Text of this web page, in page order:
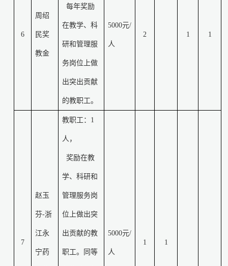
6
周绍
民奖
教金
每年奖励
在教学、科
研和管理服
务岗位上做
出突出贡献
的教职工。
5000元/
人
2 1 1
7
赵玉
芬-浙
江永
宁药
教职工： 1
人，
奖励在教
学、科研和
管理服务岗
位上做出突
出贡献的教
职工。同等
5000元/
人
1 1